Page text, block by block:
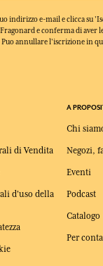
indirizzo e-mail e clicca su
Fragonard e conferma di aver
Puo annullare l'iscrizione in
di Vendita
d'uso della
A
Chi
Negozi,
Eventi
Podcast
Catalogo
Per